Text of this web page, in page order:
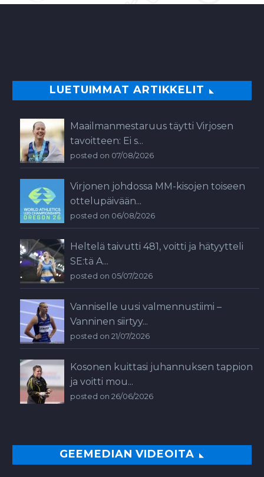
LUETUIMMAT ARTIKKELIT
Maailmanmestaruus täytti Virjosen
tavoitteen: Ei s...
posted on 07/08/2026
Virjonen johdossa MM-kisojen toiseen
ottelupäivään...
posted on 06/08/2026
Heltelä taivutti 481, voitti ja hätyytteli
SE:tä A...
posted on 05/07/2026
Vanniselle uusi valmennustiimi –
Vanninen siirtyy...
posted on 21/07/2026
Kosonen kuittasi juhannuksen tappion
ja voitti mou...
posted on 26/06/2026
GEEMEDIAN VIDEOITA